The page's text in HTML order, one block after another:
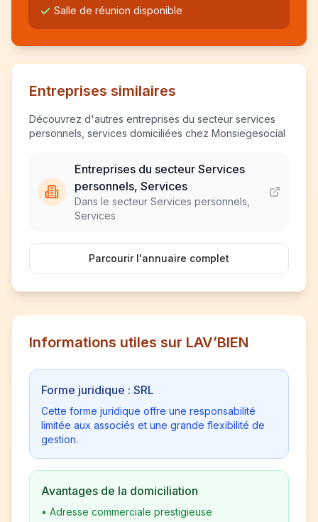
Salle de réunion disponible
Entreprises similaires
Découvrez d'autres entreprises du secteur services
personnels, services domiciliées chez Monsiegesocial
Entreprises du secteur Services
personnels, Services
Dans le secteur Services personnels,
Services
Parcourir l'annuaire complet
Informations utiles sur LAV’BIEN
Forme juridique : SRL
Cette forme juridique offre une responsabilité
limitée aux associés et une grande flexibilité de
gestion.
Avantages de la domiciliation
• Adresse commerciale prestigieuse